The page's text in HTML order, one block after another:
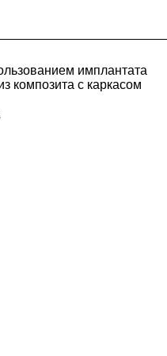
имплантата
композита с каркасом